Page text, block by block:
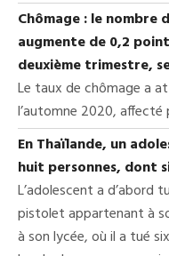
Chômage : le nombre
augmente de 0,2
deuxième trimestre,
Le taux de chômage a
l’automne 2020, affecté
En Thaïlande, un
huit personnes, dont
L’adolescent a d’abord
pistolet appartenant à
à son lycée, où il a tué